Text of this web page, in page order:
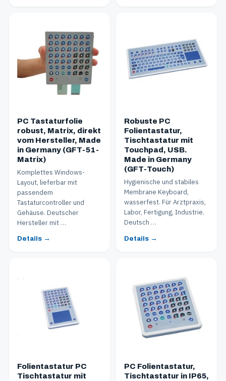
PC Tastaturfolie
robust, Matrix, direkt
vom Hersteller, Made
in Germany (GFT-51-
Matrix)
Komplettes Windows-
Layout, lieferbar mit
passendem
Tastaturcontroller und
Gehäuse. Deutscher
Hersteller mit …
Details →
Robuste PC
Folientastatur,
Tischtastatur mit
Touchpad, USB.
Made in Germany
(GFT-Touch)
Hygienische und stabiles
Membrane Keyboard,
wasserfest. Für Arztpraxis,
Labor, Fertigung, Industrie.
Deutsch …
Details →
Folientastatur PC
Tischtastatur mit
PC Folientastatur,
Tischtastatur in IP65,